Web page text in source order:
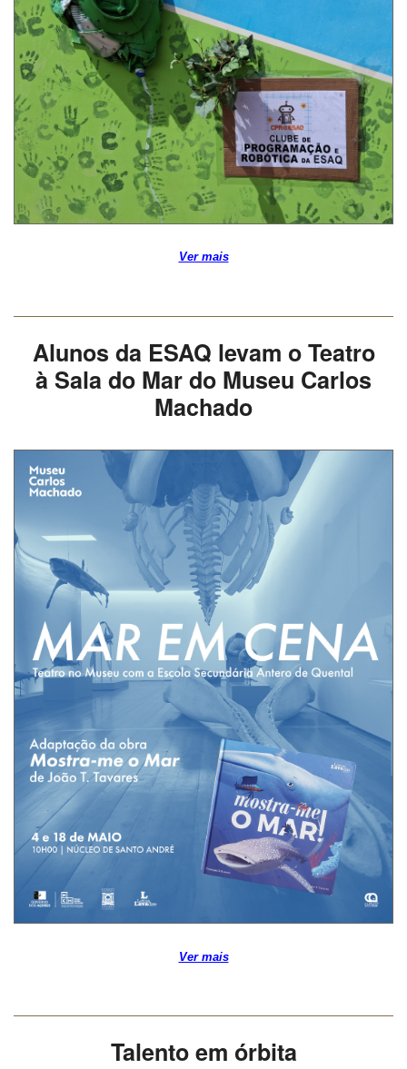
Ver mais
Alunos da ESAQ levam o Teatro
à Sala do Mar do Museu Carlos
Machado
Ver mais
Talento em órbita